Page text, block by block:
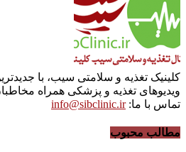
کلینیک تغذیه و سلامتی سیب، با
ویدیوهای تغذیه و پزشکی همراه
تماس با ما:info@sibclinic.ir
مطالب محبوب